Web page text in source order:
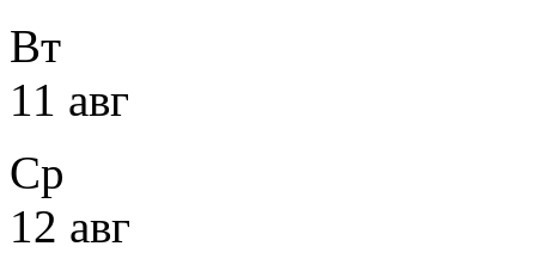
Вт
11 авг
Ср
12 авг